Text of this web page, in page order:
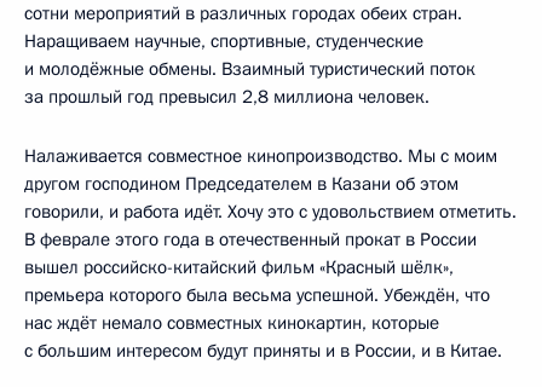
сотни мероприятий в различных городах обеих стран.
Наращиваем научные, спортивные, студенческие
и молодёжные обмены. Взаимный туристический поток
за прошлый год превысил 2,8 миллиона человек.
Налаживается совместное кинопроизводство. Мы с моим
другом господином Председателем в Казани об этом
говорили, и работа идёт. Хочу это с удовольствием отметить.
В феврале этого года в отечественный прокат в России
вышел российско-китайский фильм «Красный шёлк»,
премьера которого была весьма успешной. Убеждён, что
нас ждёт немало совместных кинокартин, которые
с большим интересом будут приняты и в России, и в Китае.